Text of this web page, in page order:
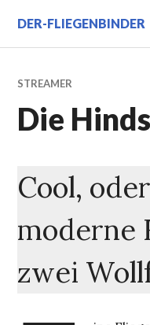
Inhalt
springen
DER-FLIEGENBINDER
STREAMER
Die
Cool,
moderne
zwei